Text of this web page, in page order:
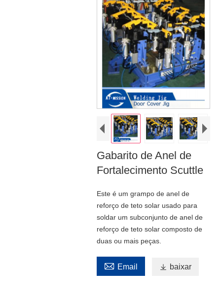
Gabarito de Anel de
Fortalecimento Scuttle
Este é um grampo de anel de
reforço de teto solar usado para
soldar um subconjunto de anel de
reforço de teto solar composto de
duas ou mais peças.
 Email  baixar